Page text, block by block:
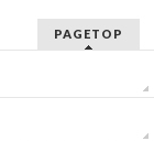
PAGETOP